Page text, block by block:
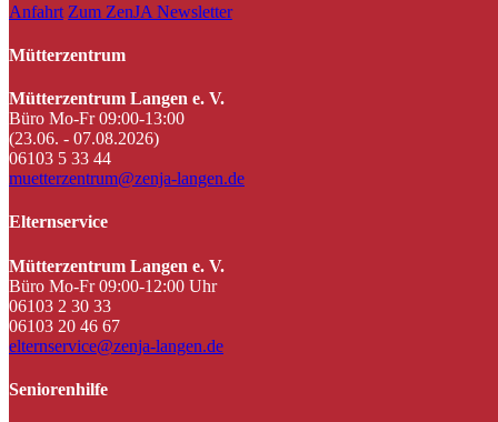
Anfahrt Zum ZenJA Newsletter
Mütterzentrum
Mütterzentrum Langen e. V.
Büro Mo-Fr 09:00-13:00
(23.06. - 07.08.2026)
06103 5 33 44
muetterzentrum@zenja-langen.de
Elternservice
Mütterzentrum Langen e. V.
Büro Mo-Fr 09:00-12:00 Uhr
06103 2 30 33
06103 20 46 67
elternservice@zenja-langen.de
Seniorenhilfe